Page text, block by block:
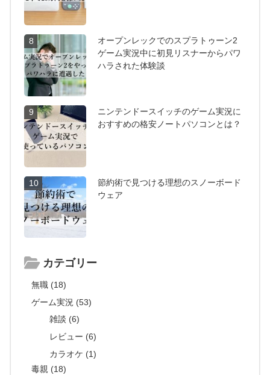
8
オープンレックでのスプラトゥーン2
ゲーム実況中に初見リスナーからパワ
ハラされた体験談
9
ニンテンドースイッチのゲーム実況に
おすすめの格安ノートパソコンとは？
10
節約術で見つける理想のスノーボード
ウェア
カテゴリー
無職 (18)
ゲーム実況 (53)
雑談 (6)
レビュー (6)
カラオケ (1)
毒親 (18)